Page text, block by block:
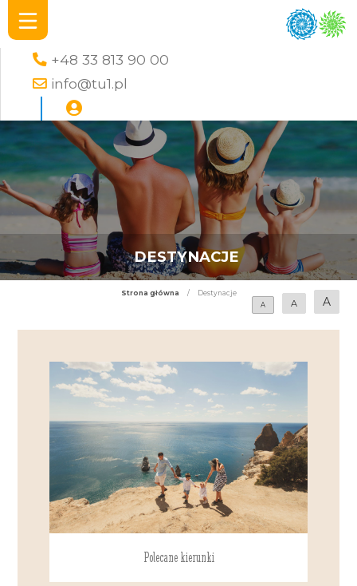
+48 33 813 90 00
info@tu1.pl
DESTYNACJE
Strona główna /
Destynacje
A
A A
Polecane kierunki